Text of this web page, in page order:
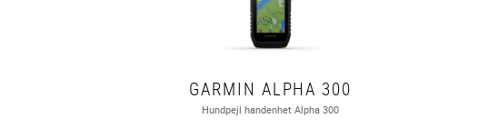
GARMIN ALPHA 300
Hundpejl handenhet Alpha 300